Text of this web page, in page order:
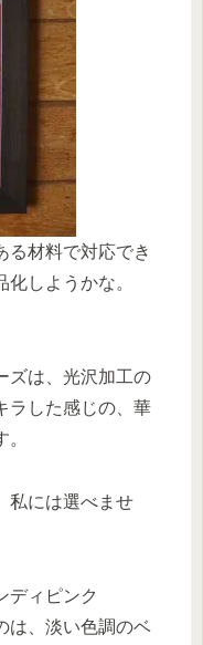
る材料で対応でき
しようかな。
ズは、光沢加工の
ラした感じの、華
私には選べませ
ディピンク
は、淡い色調のベ